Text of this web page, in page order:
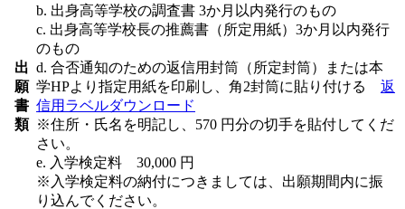
出
願
書
類
b. 出身高等学校の調査書 3か月以内発行のもの
c. 出身高等学校長の推薦書（所定用紙）3か月以内発行
のもの
d. 合否通知のための返信用封筒（所定封筒）または本
学HPより指定用紙を印刷し、角2封筒に貼り付ける 返
信用ラベルダウンロード
※住所・氏名を明記し、570 円分の切手を貼付してくだ
さい。
e. 入学検定料 30,000 円
※入学検定料の納付につきましては、出願期間内に振
り込んでください。